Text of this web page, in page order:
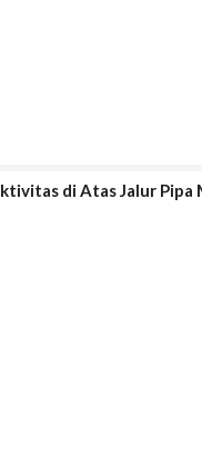
di Atas Jalur Pipa